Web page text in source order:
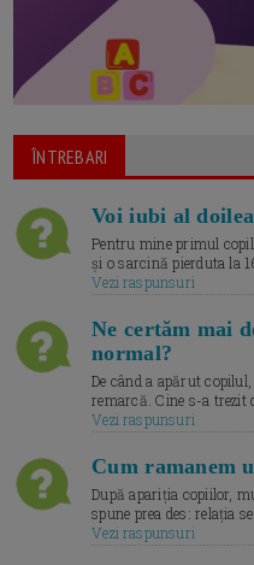
ÎNTREBARI
Voi iubi al
Pentru mine primul
și o sarcină pierduta la
Vezi raspunsuri
Ne certăm mai
normal?
De când a apărut
remarcă. Cine s-a trezit
Vezi raspunsuri
Cum ramanem
După apariția copiilor,
spune prea des: relația
Vezi raspunsuri